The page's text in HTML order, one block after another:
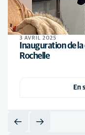
3 AVRIL 2025
Inauguration de la
Rochelle
En